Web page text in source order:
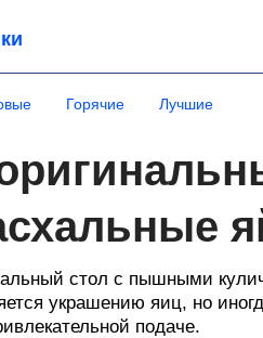
Горячие Лучшие
стол с пышными
украшению яиц, но
подаче.